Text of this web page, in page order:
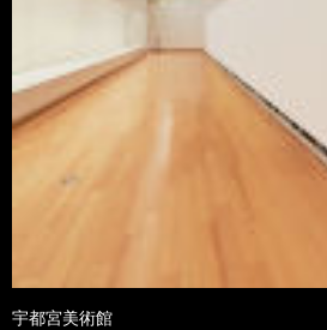
宇都宮美術館